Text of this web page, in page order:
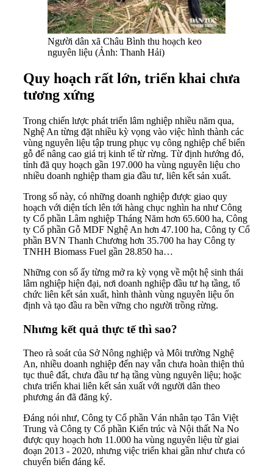
Người dân xã Châu Bình thu hoạch keo
nguyên liệu (Ảnh: Thanh Hải)
Quy hoạch rất lớn, triển khai chưa
tương xứng
Trong chiến lược phát triển lâm nghiệp nhiều năm qua,
Nghệ An từng đặt nhiều kỳ vọng vào việc hình thành các
vùng nguyên liệu tập trung phục vụ công nghiệp chế biến
gỗ để nâng cao giá trị kinh tế từ rừng. Từ định hướng đó,
tỉnh đã quy hoạch gần 197.000 ha vùng nguyên liệu cho
nhiều doanh nghiệp tham gia đầu tư, liên kết sản xuất.
Trong số này, có những doanh nghiệp được giao quy
hoạch với diện tích lên tới hàng chục nghìn ha như Công
ty Cổ phần Lâm nghiệp Tháng Năm hơn 65.600 ha, Công
ty Cổ phần Gỗ MDF Nghệ An hơn 47.100 ha, Công ty Cổ
phần BVN Thanh Chương hơn 35.700 ha hay Công ty
TNHH Biomass Fuel gần 28.850 ha…
Những con số ấy từng mở ra kỳ vọng về một hệ sinh thái
lâm nghiệp hiện đại, nơi doanh nghiệp đầu tư hạ tầng, tổ
chức liên kết sản xuất, hình thành vùng nguyên liệu ổn
định và tạo đầu ra bền vững cho người trồng rừng.
Nhưng kết quả thực tế thì sao?
Theo rà soát của Sở Nông nghiệp và Môi trường Nghệ
An, nhiều doanh nghiệp đến nay vẫn chưa hoàn thiện thủ
tục thuê đất, chưa đầu tư hạ tầng vùng nguyên liệu; hoặc
chưa triển khai liên kết sản xuất với người dân theo
phương án đã đăng ký.
Đáng nói như, Công ty Cổ phần Ván nhân tạo Tân Việt
Trung và Công ty Cổ phần Kiến trúc và Nội thất Na No
được quy hoạch hơn 11.000 ha vùng nguyên liệu từ giai
đoạn 2013 - 2020, nhưng việc triển khai gần như chưa có
chuyển biến đáng kể.